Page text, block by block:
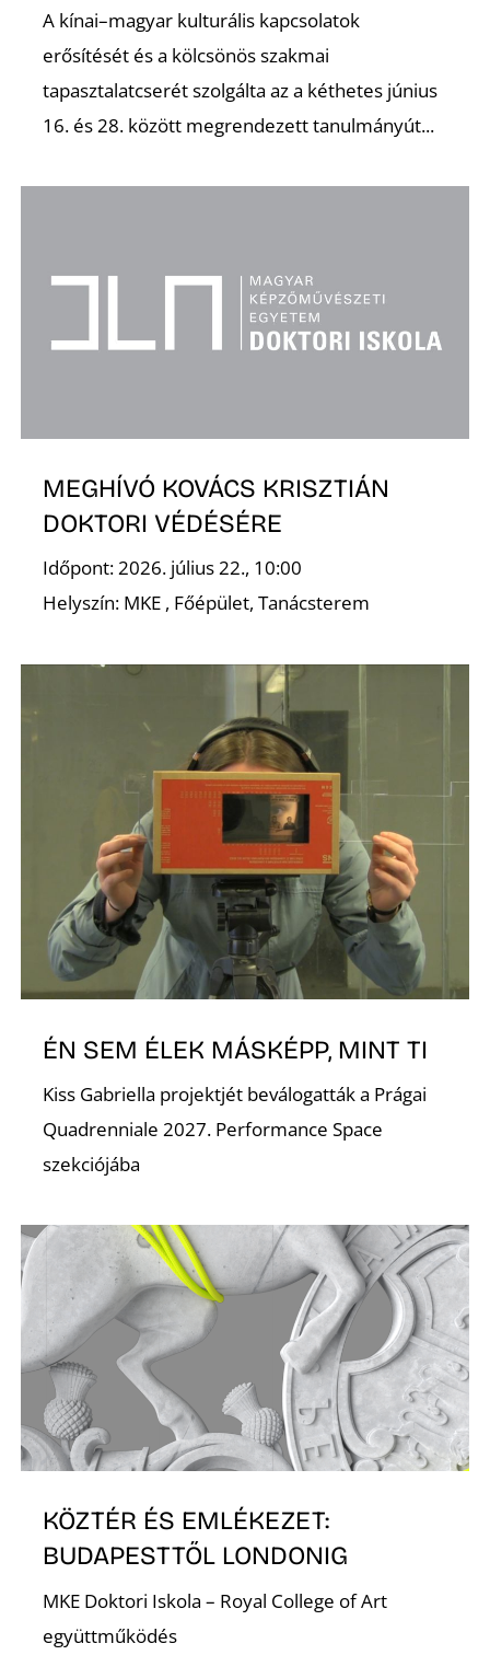
A kínai–magyar kulturális kapcsolatok
erősítését és a kölcsönös szakmai
tapasztalatcserét szolgálta az a kéthetes június
16. és 28. között megrendezett tanulmányút...
MEGHÍVÓ KOVÁCS KRISZTIÁN
DOKTORI VÉDÉSÉRE
Időpont: 2026. július 22., 10:00
Helyszín: MKE , Főépület, Tanácsterem
ÉN SEM ÉLEK MÁSKÉPP, MINT TI
Kiss Gabriella projektjét beválogatták a Prágai
Quadrenniale 2027. Performance Space
szekciójába
KÖZTÉR ÉS EMLÉKEZET:
BUDAPESTTŐL LONDONIG
MKE Doktori Iskola – Royal College of Art
együttműködés